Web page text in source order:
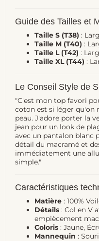
Guide des Tailles et
Taille S (T38) :
Taille M (T40) :
Taille L (T42) :
Taille XL (T44) :
Le Conseil Style de
"C'est mon top favori
coton est si léger qu'on
peau. J'adore porter la
jean pour un look de
avec un pantalon blanc
détail du macramé et
immédiatement une
simple."
Caractéristiques
Matière : 100%
Détails : Col en V
empiècement
Coloris : Jaune,
Mannequin :